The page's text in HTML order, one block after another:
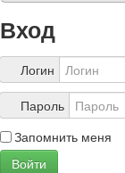
ЧаВо
Ответы на
О компании
О нас
Учетная запись
Вход
Логин
Пароль
Запомнить меня
Войти